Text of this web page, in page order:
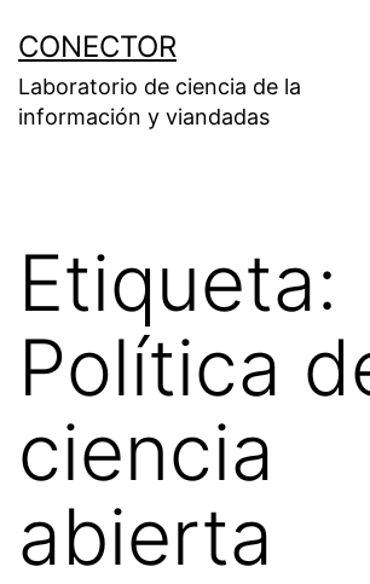
contenido
CONECTOR
Laboratorio de ciencia de la
información y viandadas
Etiqueta:
Política
ciencia
abierta